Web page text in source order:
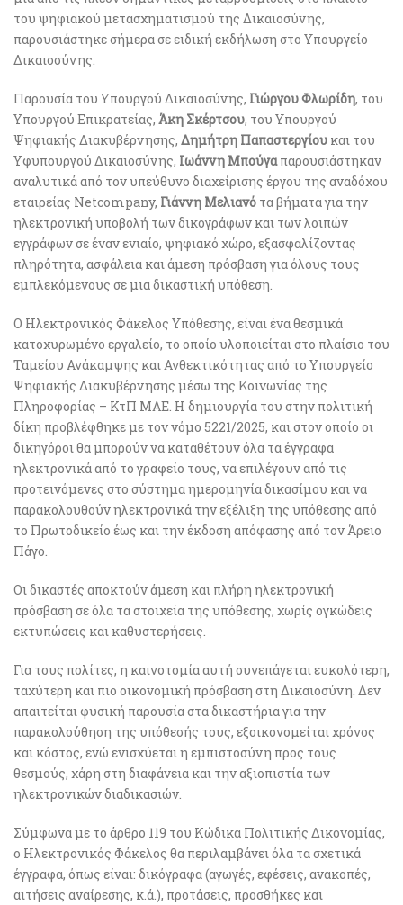
του ψηφιακού μετασχηματισμού της Δικαιοσύνης,
παρουσιάστηκε σήμερα σε ειδική εκδήλωση στο Υπουργείο
Δικαιοσύνης.
Παρουσία του Υπουργού Δικαιοσύνης, Γιώργου Φλωρίδη, του
Υπουργού Επικρατείας, Άκη Σκέρτσου, του Υπουργού
Ψηφιακής Διακυβέρνησης, Δημήτρη Παπαστεργίου και του
Υφυπουργού Δικαιοσύνης, Ιωάννη Μπούγαπαρουσιάστηκαν
αναλυτικά από τον υπεύθυνο διαχείρισης έργου της αναδόχου
εταιρείας Netcompany, Γιάννη Μελιανό τα βήματα για την
ηλεκτρονική υποβολή των δικογράφων και των λοιπών
εγγράφων σε έναν ενιαίο, ψηφιακό χώρο, εξασφαλίζοντας
πληρότητα, ασφάλεια και άμεση πρόσβαση για όλους τους
εμπλεκόμενους σε μια δικαστική υπόθεση.
Ο Ηλεκτρονικός Φάκελος Υπόθεσης, είναι ένα θεσμικά
κατοχυρωμένο εργαλείο, το οποίο υλοποιείται στο πλαίσιο του
Ταμείου Ανάκαμψης και Ανθεκτικότητας από το Υπουργείο
Ψηφιακής Διακυβέρνησης μέσω της Κοινωνίας της
Πληροφορίας – ΚτΠ ΜΑΕ. H δημιουργία του στην πολιτική
δίκη προβλέφθηκε με τον νόμο 5221/2025, και στον οποίο οι
δικηγόροι θα μπορούν να καταθέτουν όλα τα έγγραφα
ηλεκτρονικά από το γραφείο τους, να επιλέγουν από τις
προτεινόμενες στο σύστημα ημερομηνία δικασίμου και να
παρακολουθούν ηλεκτρονικά την εξέλιξη της υπόθεσης από
το Πρωτοδικείο έως και την έκδοση απόφασης από τον Άρειο
Πάγο.
Οι δικαστές αποκτούν άμεση και πλήρη ηλεκτρονική
πρόσβαση σε όλα τα στοιχεία της υπόθεσης, χωρίς ογκώδεις
εκτυπώσεις και καθυστερήσεις.
Για τους πολίτες, η καινοτομία αυτή συνεπάγεται ευκολότερη,
ταχύτερη και πιο οικονομική πρόσβαση στη Δικαιοσύνη. Δεν
απαιτείται φυσική παρουσία στα δικαστήρια για την
παρακολούθηση της υπόθεσής τους, εξοικονομείται χρόνος
και κόστος, ενώ ενισχύεται η εμπιστοσύνη προς τους
θεσμούς, χάρη στη διαφάνεια και την αξιοπιστία των
ηλεκτρονικών διαδικασιών.
Σύμφωνα με το άρθρο 119 του Κώδικα Πολιτικής Δικονομίας,
ο Ηλεκτρονικός Φάκελος θα περιλαμβάνει όλα τα σχετικά
έγγραφα, όπως είναι: δικόγραφα (αγωγές, εφέσεις, ανακοπές,
αιτήσεις αναίρεσης, κ.ά.), προτάσεις, προσθήκες και